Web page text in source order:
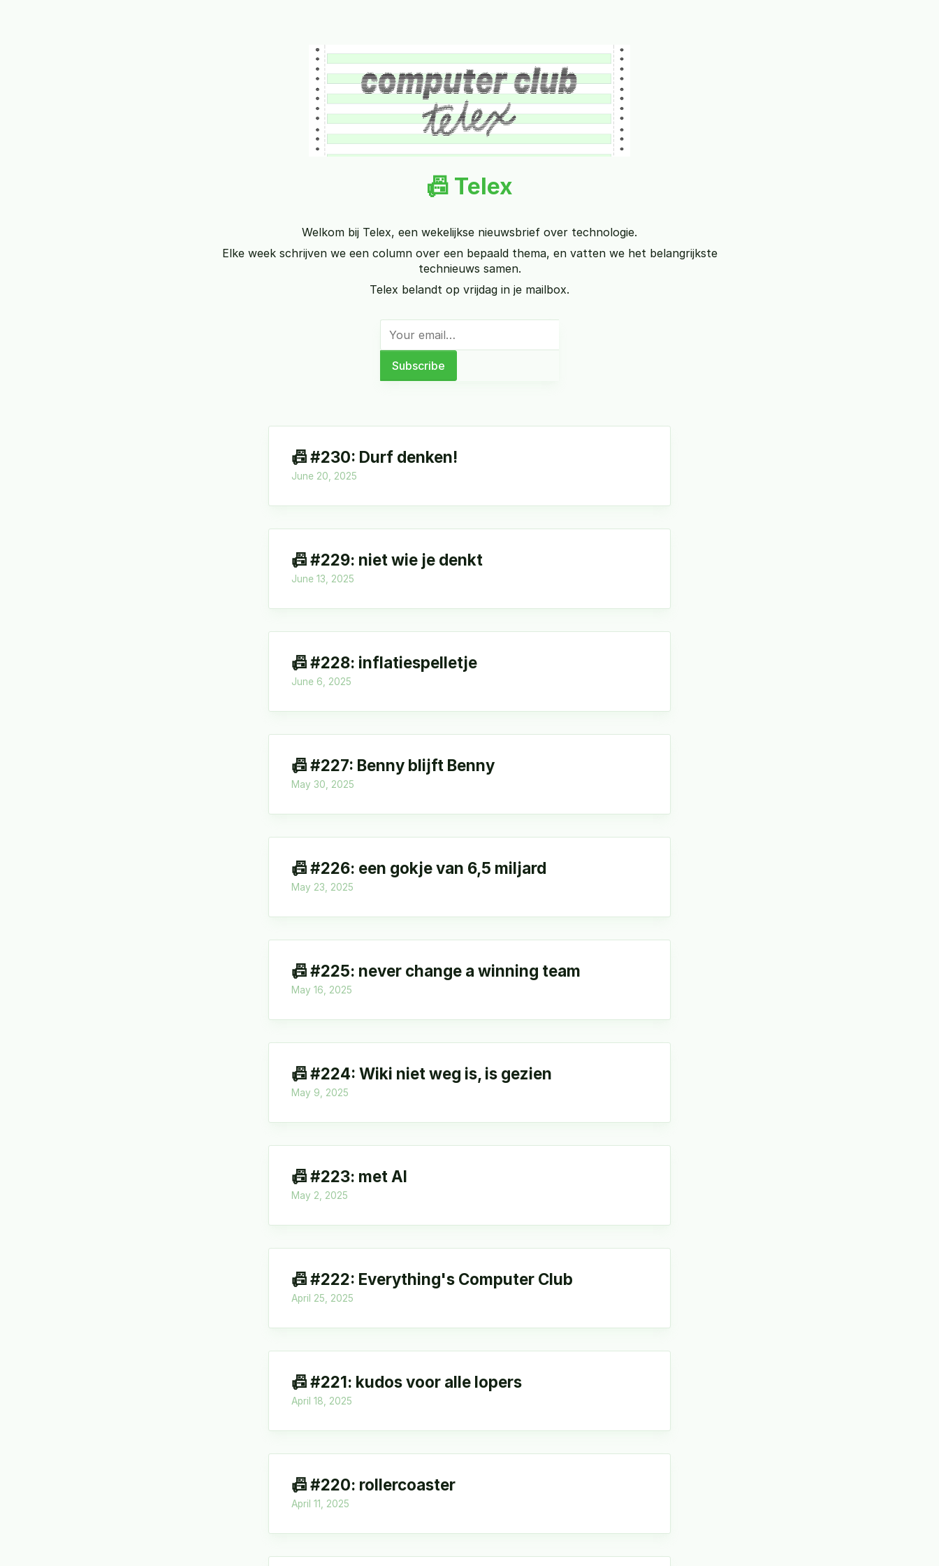
📠 Telex
Welkom bij Telex, een wekelijkse nieuwsbrief over technologie.
Elke week schrijven we een column over een bepaald thema, en vatten we het belangrijkste
technieuws samen.
Telex belandt op vrijdag in je mailbox.
📠 #230: Durf denken!
June 20, 2025
📠 #229: niet wie je denkt
June 13, 2025
📠 #228: inflatiespelletje
June 6, 2025
📠 #227: Benny blijft Benny
May 30, 2025
📠 #226: een gokje van 6,5 miljard
May 23, 2025
📠 #225: never change a winning team
May 16, 2025
📠 #224: Wiki niet weg is, is gezien
May 9, 2025
📠 #223: met AI
May 2, 2025
📠 #222: Everything's Computer Club
April 25, 2025
📠 #221: kudos voor alle lopers
April 18, 2025
📠 #220: rollercoaster
April 11, 2025